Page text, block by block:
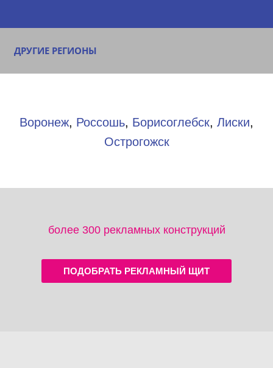
ДРУГИЕ РЕГИОНЫ
Воронеж, Россошь, Борисоглебск, Лиски,
Острогожск
более 300 рекламных конструкций
ПОДОБРАТЬ РЕКЛАМНЫЙ ЩИТ